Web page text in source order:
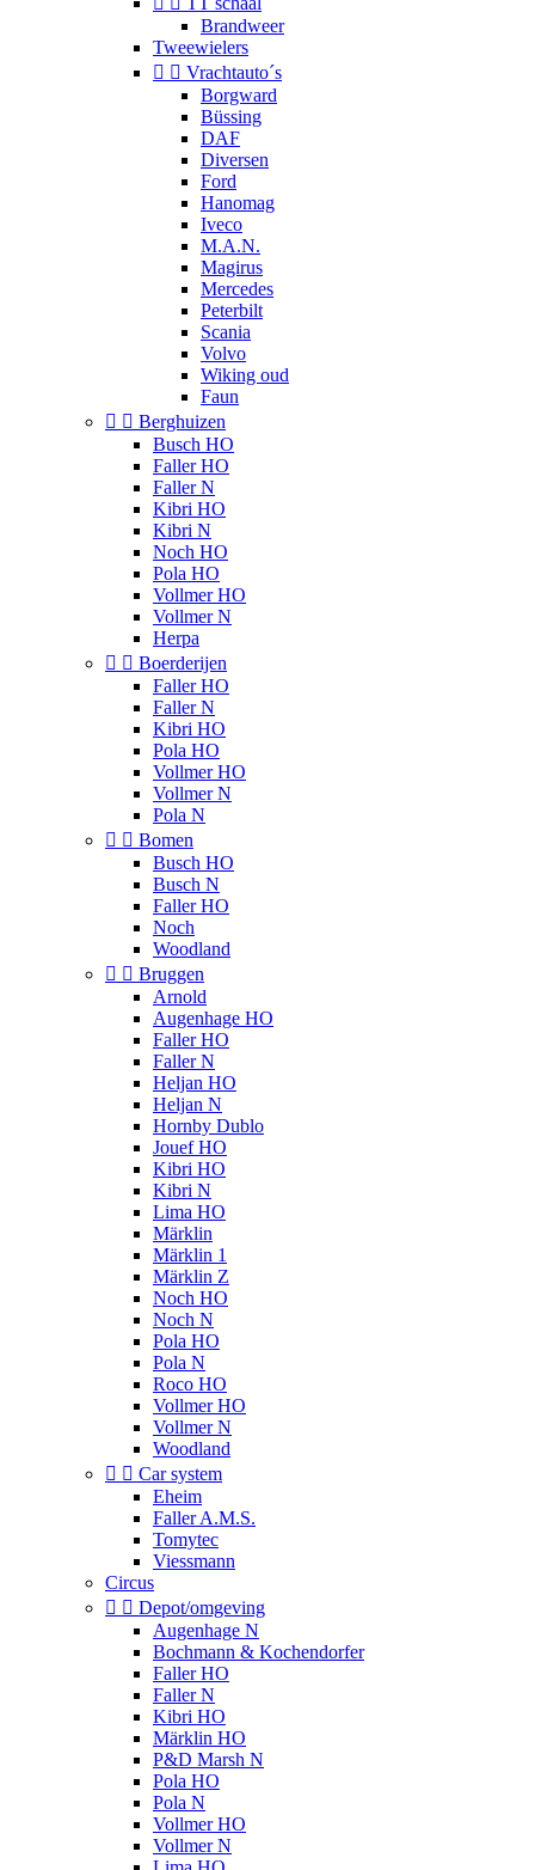
Brandweer
Tweewielers
  Vrachtauto´s
Borgward
Büssing
DAF
Diversen
Ford
Hanomag
Iveco
M.A.N.
Magirus
Mercedes
Peterbilt
Scania
Volvo
Wiking oud
Faun
  Berghuizen
Busch HO
Faller HO
Faller N
Kibri HO
Kibri N
Noch HO
Pola HO
Vollmer HO
Vollmer N
Herpa
  Boerderijen
Faller HO
Faller N
Kibri HO
Pola HO
Vollmer HO
Vollmer N
Pola N
  Bomen
Busch HO
Busch N
Faller HO
Noch
Woodland
  Bruggen
Arnold
Augenhage HO
Faller HO
Faller N
Heljan HO
Heljan N
Hornby Dublo
Jouef HO
Kibri HO
Kibri N
Lima HO
Märklin
Märklin 1
Märklin Z
Noch HO
Noch N
Pola HO
Pola N
Roco HO
Vollmer HO
Vollmer N
Woodland
  Car system
Eheim
Faller A.M.S.
Tomytec
Viessmann
Circus
  Depot/omgeving
Augenhage N
Bochmann & Kochendorfer
Faller HO
Faller N
Kibri HO
Märklin HO
P&D Marsh N
Pola HO
Pola N
Vollmer HO
Vollmer N